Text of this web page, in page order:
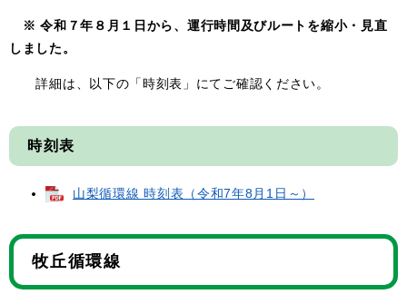
※ 令和７年８月１日から、運行時間及びルートを縮小・見直
しました。
詳細は、以下の「時刻表」にてご確認ください。
時刻表
山梨循環線 時刻表（令和7年8月1日～）
牧丘循環線